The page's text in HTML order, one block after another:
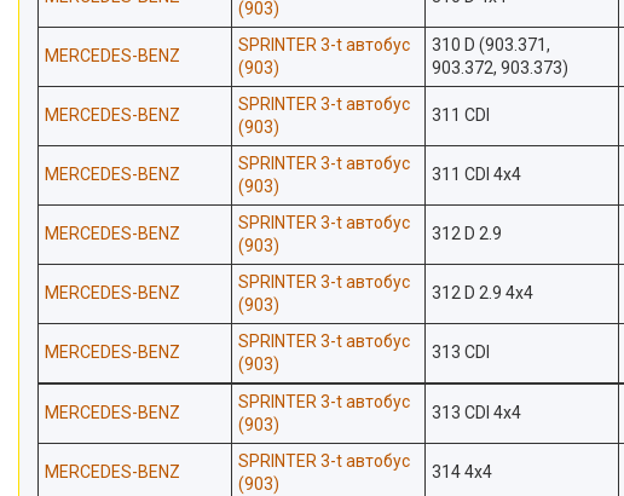
(903)
MERCEDES-BENZ
SPRINTER 3-t автобус
(903)
310 D (903.371,
903.372, 903.373)
MERCEDES-BENZ
SPRINTER 3-t автобус
(903)
311 CDI
MERCEDES-BENZ
SPRINTER 3-t автобус
(903)
311 CDI 4x4
MERCEDES-BENZ
SPRINTER 3-t автобус
(903)
312 D 2.9
MERCEDES-BENZ
SPRINTER 3-t автобус
(903)
312 D 2.9 4x4
MERCEDES-BENZ
SPRINTER 3-t автобус
(903)
313 CDI
MERCEDES-BENZ
SPRINTER 3-t автобус
(903)
313 CDI 4x4
MERCEDES-BENZ
SPRINTER 3-t автобус
(903)
314 4x4